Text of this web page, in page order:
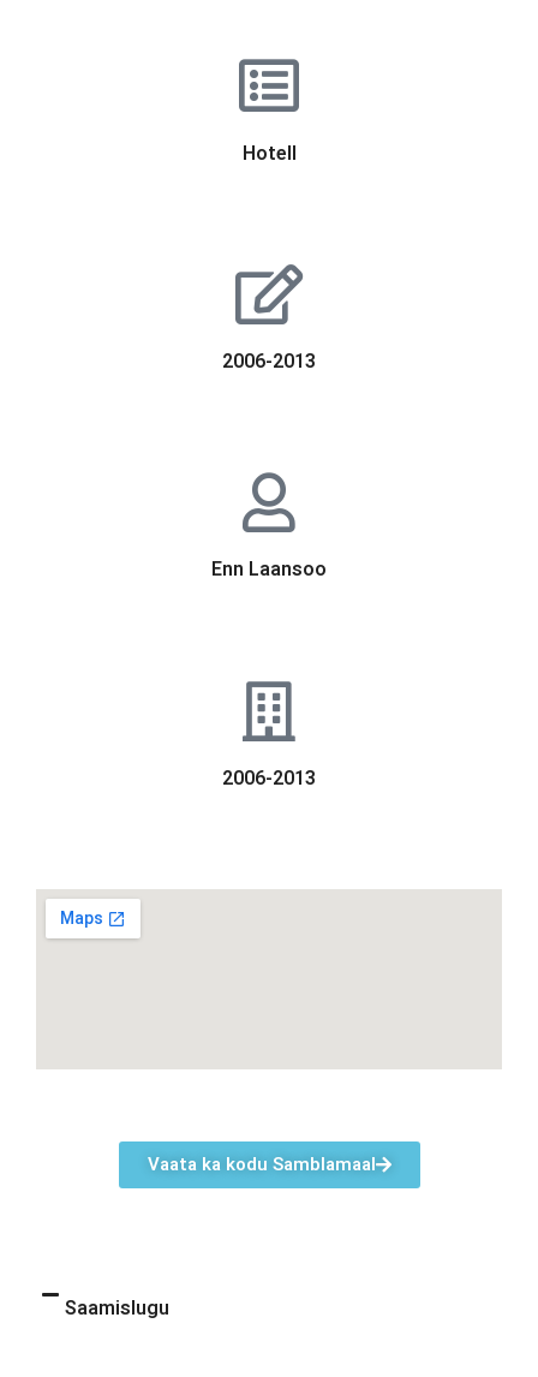
Hotell
2006-2013
Enn Laansoo
2006-2013
Vaata ka kodu Samblamaal
Saamislugu